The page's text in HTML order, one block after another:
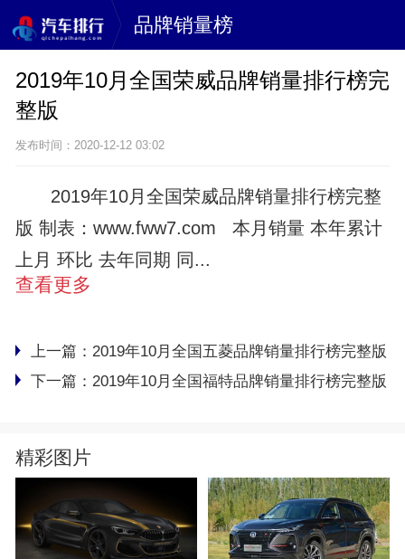
品牌销量榜
2019年10月全国荣威品牌销量排行榜完
整版
发布时间：2020-12-12 03:02
2019年10月全国荣威品牌销量排行榜完整
版 制表：www.fww7.com 本月销量 本年累计
上月 环比 去年同期 同...
查看更多
上一篇： 2019年10月全国五菱品牌销量排行榜完整版
下一篇： 2019年10月全国福特品牌销量排行榜完整版
精彩图片